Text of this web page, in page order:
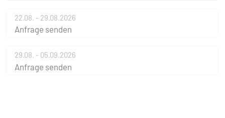
22.08. - 29.08.2026
Anfrage senden
29.08. - 05.09.2026
Anfrage senden